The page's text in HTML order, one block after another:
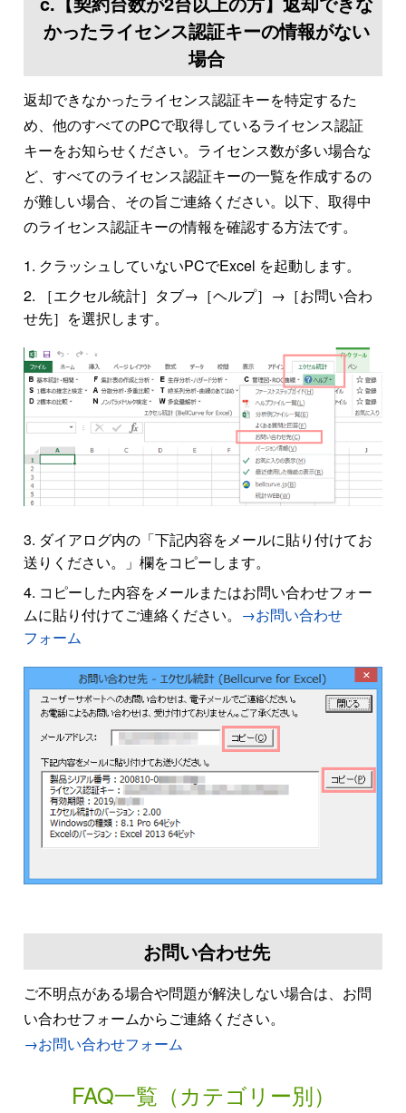
かったライセンス認証キーの情報がない
場合
返却できなかったライセンス認証キーを特定するた
め、他のすべてのPCで取得しているライセンス認証
キーをお知らせください。ライセンス数が多い場合な
ど、すべてのライセンス認証キーの一覧を作成するの
が難しい場合、その旨ご連絡ください。以下、取得中
のライセンス認証キーの情報を確認する方法です。
クラッシュしていないPCでExcel を起動します。
［エクセル統計］タブ→［ヘルプ］→［お問い合わ
せ先］を選択します。
ダイアログ内の「下記内容をメールに貼り付けてお
送りください。」欄をコピーします。
コピーした内容をメールまたはお問い合わせフォー
ムに貼り付けてご連絡ください。 →お問い合わせ
フォーム
お問い合わせ先
ご不明点がある場合や問題が解決しない場合は、お問
い合わせフォームからご連絡ください。
→お問い合わせフォーム
FAQ一覧（カテゴリー別）